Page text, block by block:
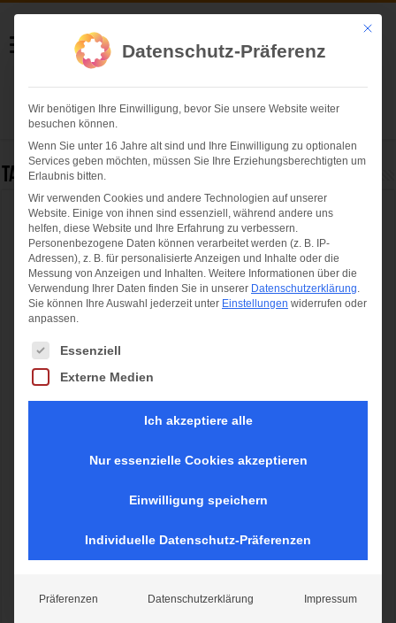
Helmut Swoboda
Fotografie
Herzlich willkommen
Tag Archives:
Abschlusskundgebung der Münchner SPD
mit Dieter Reiter und Christian Ude
München, 13.03.2014. Eine gelungene Wahlabschlussveranstaltung,
Augustinerkeller statt. Mit „standing ovation“ wurden Dieter und Petra
Christine Strobl von den ca. 350 Genossen und Genossinnen, sowie
Münchner Bürger und Bürgerrinnen empfangen. Dieter Reiter stellte in
seiner politischen Laufbahn dar. In seiner darauffolgenden Rede
Mit
Datenschutz-Präferenz
Wir benötigen Ihre Einwilligung, bevor Sie unsere Website weiter
besuchen können.
Wenn Sie unter 16 Jahre alt sind und Ihre Einwilligung zu optionalen
Services geben möchten, müssen Sie Ihre Erziehungsberechtigten um
Erlaubnis bitten.
Wir verwenden Cookies und andere Technologien auf unserer
Website. Einige von ihnen sind essenziell, während andere uns
helfen, diese Website und Ihre Erfahrung zu verbessern.
Personenbezogene Daten können verarbeitet werden (z. B. IP-
Adressen), z. B. für personalisierte Anzeigen und Inhalte oder die
Messung von Anzeigen und Inhalten. Weitere Informationen über die
Verwendung Ihrer Daten finden Sie in unserer Datenschutzerklärung.
Sie können Ihre Auswahl jederzeit unter Einstellungen widerrufen oder
anpassen.
Es folgt eine Liste der Service-Gruppen, für die eine Einwilligung
Essenziell
Externe Medien
Ich akzeptiere alle
Nur essenzielle Cookies akzeptieren
Einwilligung speichern
Individuelle Datenschutz-Präferenzen
Präferenzen Datenschutzerklärung Impressum